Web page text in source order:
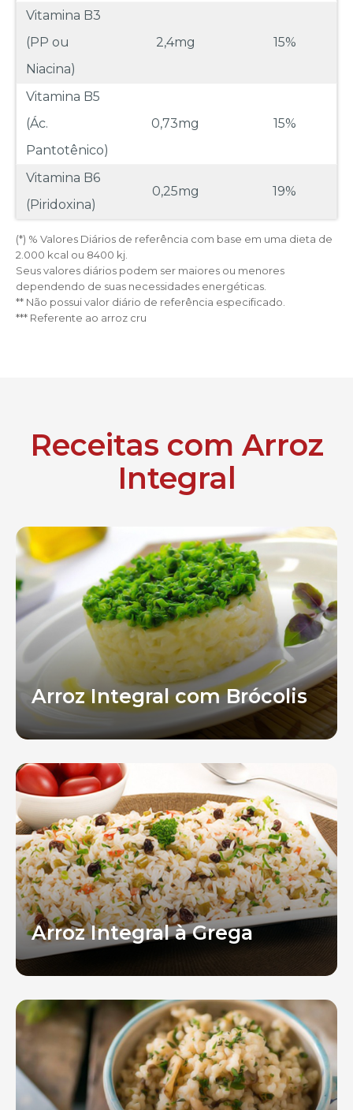
Vitamina B3
(PP ou
Niacina)
2,4mg 15%
Vitamina B5
(Ác.
Pantotênico)
0,73mg 15%
Vitamina B6
(Piridoxina)
0,25mg 19%
(*) % Valores Diários de referência com base em uma dieta de
2.000 kcal ou 8400 kj.
Seus valores diários podem ser maiores ou menores
dependendo de suas necessidades energéticas.
** Não possui valor diário de referência especificado.
*** Referente ao arroz cru
Receitas com Arroz
Integral
Arroz Integral com Brócolis
Arroz Integral à Grega